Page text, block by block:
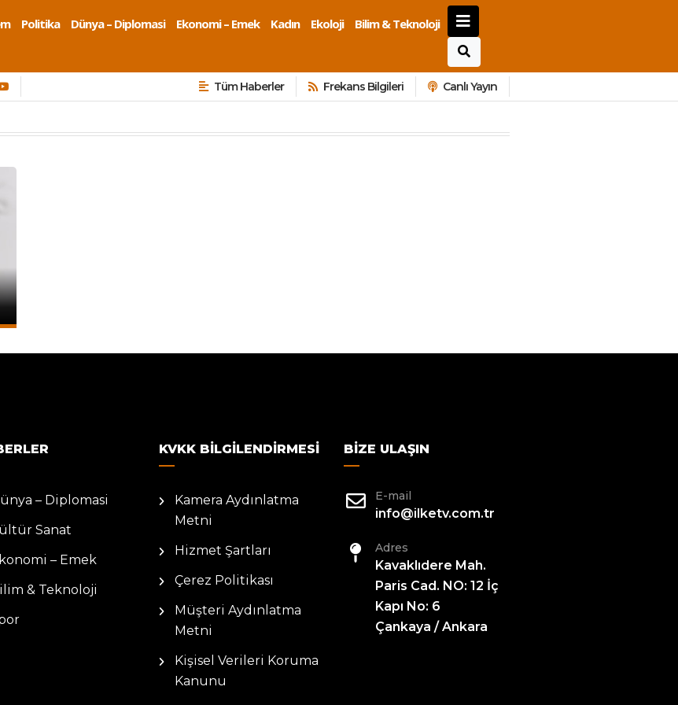
Politika Dünya – Diplomasi Ekonomi – Emek Kadın Ekoloji
Bilim & Teknoloji
Tüm Haberler Frekans Bilgileri Canlı Yayın
– Diplomasi
Sanat
– Emek
& Teknoloji
KVKK BILGILENDIRMESI
Kamera Aydınlatma
Metni
Hizmet Şartları
Çerez Politikası
Müşteri Aydınlatma
Metni
Kişisel Verileri Koruma
Kanunu
BIZE ULAŞIN
E-mail
info@ilketv.com.tr
Adres
Kavaklıdere Mah.
Paris Cad. NO: 12 İç
Kapı No: 6
Çankaya / Ankara